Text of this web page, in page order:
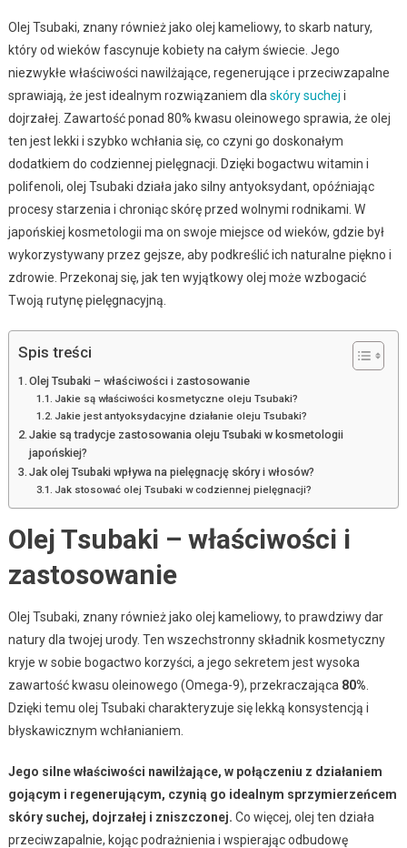
Olej Tsubaki, znany również jako olej kameliowy, to skarb natury,
który od wieków fascynuje kobiety na całym świecie. Jego
niezwykłe właściwości nawilżające, regenerujące i przeciwzapalne
sprawiają, że jest idealnym rozwiązaniem dla skóry suchej i
dojrzałej. Zawartość ponad 80% kwasu oleinowego sprawia, że olej
ten jest lekki i szybko wchłania się, co czyni go doskonałym
dodatkiem do codziennej pielęgnacji. Dzięki bogactwu witamin i
polifenoli, olej Tsubaki działa jako silny antyoksydant, opóźniając
procesy starzenia i chroniąc skórę przed wolnymi rodnikami. W
japońskiej kosmetologii ma on swoje miejsce od wieków, gdzie był
wykorzystywany przez gejsze, aby podkreślić ich naturalne piękno i
zdrowie. Przekonaj się, jak ten wyjątkowy olej może wzbogacić
Twoją rutynę pielęgnacyjną.
Spis treści
Olej Tsubaki – właściwości i zastosowanie
Jakie są właściwości kosmetyczne oleju Tsubaki?
Jakie jest antyoksydacyjne działanie oleju Tsubaki?
Jakie są tradycje zastosowania oleju Tsubaki w kosmetologii
japońskiej?
Jak olej Tsubaki wpływa na pielęgnację skóry i włosów?
Jak stosować olej Tsubaki w codziennej pielęgnacji?
Olej Tsubaki – właściwości i
zastosowanie
Olej Tsubaki, znany również jako olej kameliowy, to prawdziwy dar
natury dla twojej urody. Ten wszechstronny składnik kosmetyczny
kryje w sobie bogactwo korzyści, a jego sekretem jest wysoka
zawartość kwasu oleinowego (Omega-9), przekraczająca 80%
Dzięki temu olej Tsubaki charakteryzuje się lekką konsystencją i
błyskawicznym wchłanianiem.
Jego silne właściwości nawilżające, w połączeniu z działaniem
gojącym i regenerującym, czynią go idealnym sprzymierzeńcem
skóry suchej, dojrzałej i zniszczonej. Co więcej, olej ten działa
przeciwzapalnie, kojąc podrażnienia i wspierając odbudowę